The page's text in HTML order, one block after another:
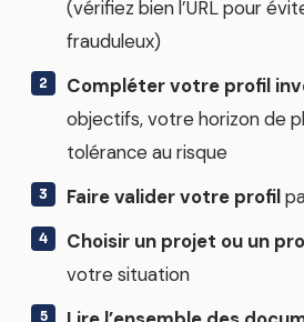
(vérifiez bien l’URL pour
frauduleux)
Compléter votre profil
objectifs, votre horizon de
tolérance au risque
Faire valider votre profil
Choisir un projet ou un
votre situation